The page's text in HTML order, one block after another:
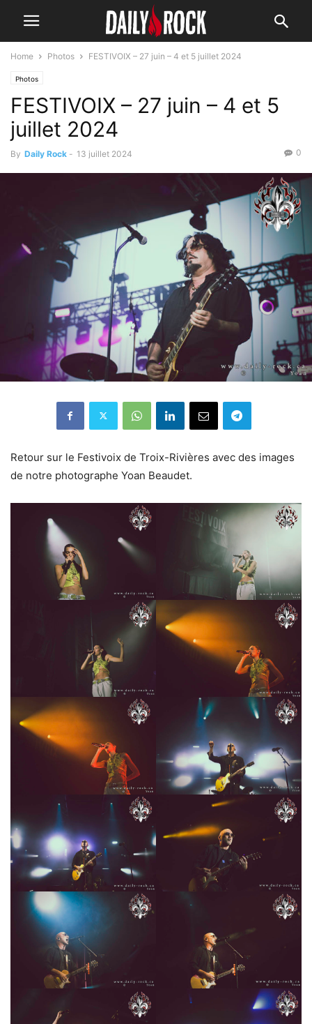
Home Photos FESTIVOIX – 27 juin – 4 et 5 juillet 2024
Photos
FESTIVOIX – 27 juin – 4 et 5
juillet 2024
By Daily Rock - 13 juillet 2024 0
Retour sur le Festivoix de Troix-Rivières avec des images
de notre photographe Yoan Beaudet.